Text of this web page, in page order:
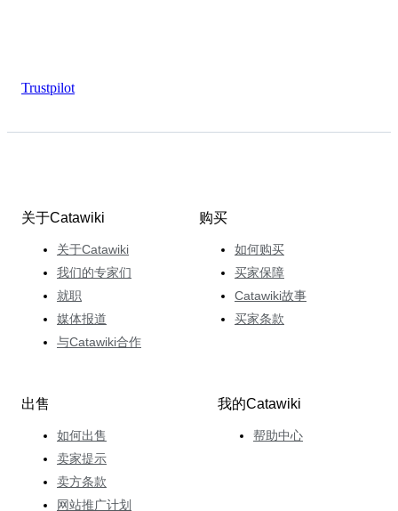
Trustpilot
关于Catawiki
关于Catawiki
我们的专家们
就职
媒体报道
与Catawiki合作
购买
如何购买
买家保障
Catawiki故事
买家条款
出售
如何出售
卖家提示
卖方条款
网站推广计划
我的Catawiki
帮助中心